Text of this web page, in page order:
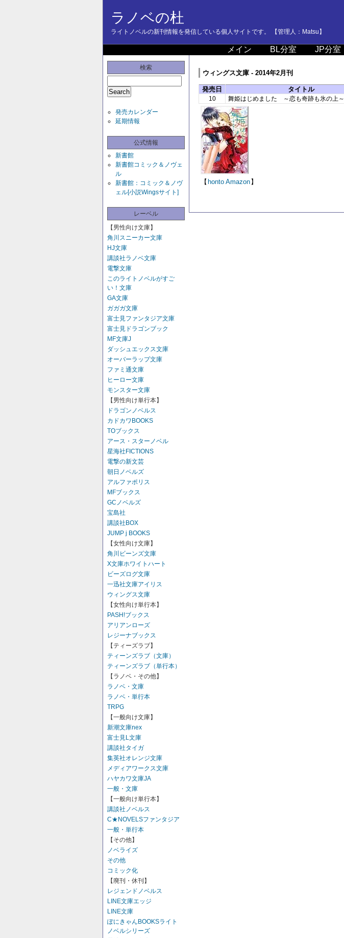
ラノベの杜
ライトノベルの新刊情報を発信している個人サイトです。 【管理人：Matsu】
メイン BL分室 JP分室
検索
発売カレンダー
延期情報
公式情報
新書館
新書館コミック＆ノヴェ
ル
新書館：コミック＆ノヴ
ェル[小説Wingsサイト]
レーベル
【男性向け文庫】
角川スニーカー文庫
HJ文庫
講談社ラノベ文庫
電撃文庫
このライトノベルがすご
い！文庫
GA文庫
ガガガ文庫
富士見ファンタジア文庫
富士見ドラゴンブック
MF文庫J
ダッシュエックス文庫
オーバーラップ文庫
ファミ通文庫
ヒーロー文庫
モンスター文庫
【男性向け単行本】
ドラゴンノベルス
カドカワBOOKS
TOブックス
アース・スターノベル
星海社FICTIONS
電撃の新文芸
朝日ノベルズ
アルファポリス
MFブックス
GCノベルズ
宝島社
講談社BOX
JUMP j BOOKS
【女性向け文庫】
角川ビーンズ文庫
X文庫ホワイトハート
ビーズログ文庫
一迅社文庫アイリス
ウィングス文庫
【女性向け単行本】
PASH!ブックス
アリアンローズ
レジーナブックス
【ティーズラブ】
ティーンズラブ（文庫）
ティーンズラブ（単行本）
【ラノベ・その他】
ラノベ・文庫
ラノベ・単行本
TRPG
【一般向け文庫】
新潮文庫nex
富士見L文庫
講談社タイガ
集英社オレンジ文庫
メディアワークス文庫
ハヤカワ文庫JA
一般・文庫
【一般向け単行本】
講談社ノベルス
C★NOVELSファンタジア
一般・単行本
【その他】
ノベライズ
その他
コミック化
【廃刊・休刊】
レジェンドノベルス
LINE文庫エッジ
LINE文庫
ぽにきゃんBOOKSライト
ノベルシリーズ
ウィングス文庫 - 2014年2月刊
発売日 タイトル
10 舞姫はじめました ～恋も奇跡も氷の上～
【 honto Amazon 】